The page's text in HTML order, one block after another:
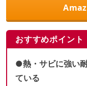
おすすめポイント
●熱・サビに強い
ている